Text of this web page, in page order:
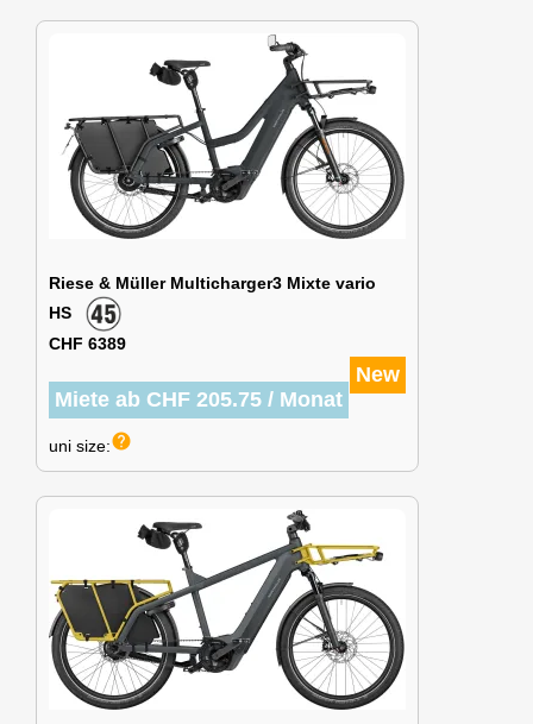
Riese & Müller Multicharger3 Mixte vario
HS
CHF 6389
New
Miete ab CHF 205.75 / Monat
uni size:help